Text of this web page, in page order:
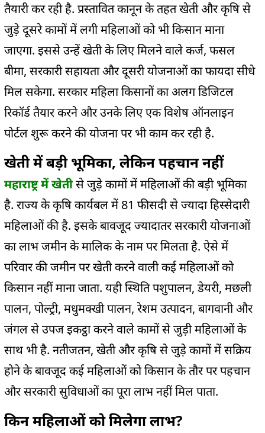
तैयारी कर रही है. प्रस्तावित कानून के तहत खेती और कृषि से
जुड़े दूसरे कामों में लगी महिलाओं को भी किसान माना
जाएगा. इससे उन्हें खेती के लिए मिलने वाले कर्ज, फसल
बीमा, सरकारी सहायता और दूसरी योजनाओं का फायदा सीधे
मिल सकेगा. सरकार महिला किसानों का अलग डिजिटल
रिकॉर्ड तैयार करने और उनके लिए एक विशेष ऑनलाइन
पोर्टल शुरू करने की योजना पर भी काम कर रही है.
खेती में बड़ी भूमिका, लेकिन पहचान नहीं
महाराष्ट्र में खेतीसे जुड़े कामों में महिलाओं की बड़ी भूमिका
है. राज्य के कृषि कार्यबल में 81 फीसदी से ज्यादा हिस्सेदारी
महिलाओं की है. इसके बावजूद ज्यादातर सरकारी योजनाओं
का लाभ जमीन के मालिक के नाम पर मिलता है. ऐसे में
परिवार की जमीन पर खेती करने वाली कई महिलाओं को
किसान नहीं माना जाता. यही स्थिति पशुपालन, डेयरी, मछली
पालन, पोल्ट्री, मधुमक्खी पालन, रेशम उत्पादन, बागवानी और
जंगल से उपज इकट्ठा करने वाले कामों से जुड़ी महिलाओं के
साथ भी है. नतीजतन, खेती और कृषि से जुड़े कामों में सक्रिय
होने के बावजूद कई महिलाओं को किसान के तौर पर पहचान
और सरकारी सुविधाओं का पूरा लाभ नहीं मिल पाता.
किन महिलाओं को मिलेगा लाभ?